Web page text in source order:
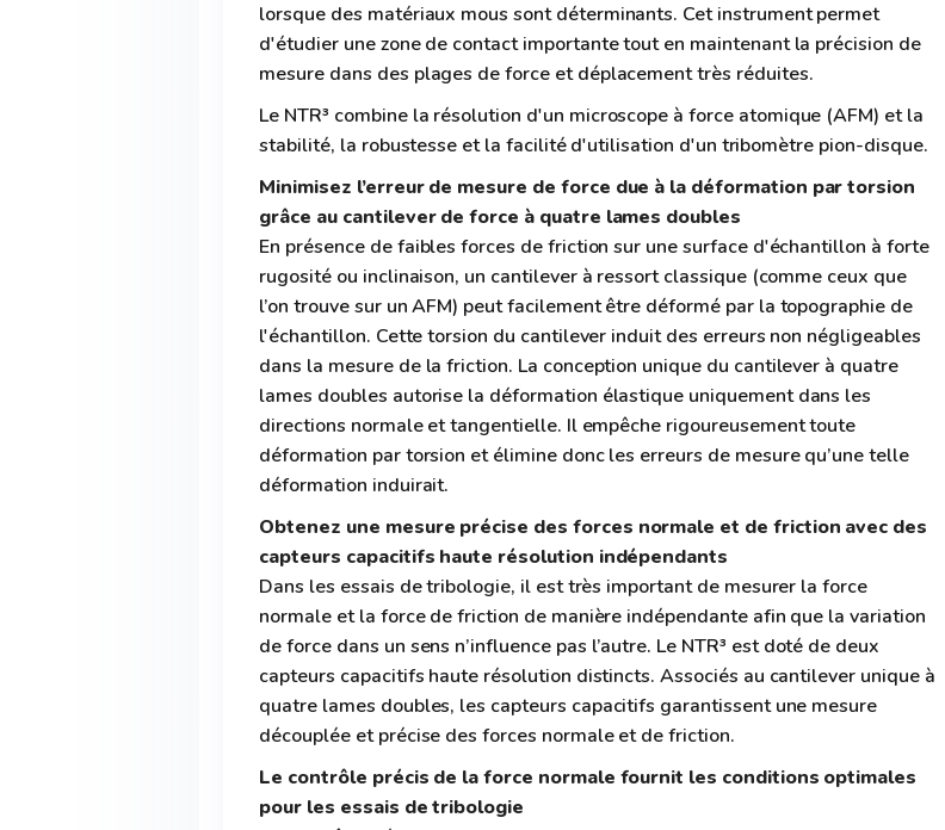
lorsque des matériaux mous sont déterminants. Cet instrument permet
d'étudier une zone de contact importante tout en maintenant la précision de
mesure dans des plages de force et déplacement très réduites.
Le NTR³ combine la résolution d'un microscope à force atomique (AFM) et la
stabilité, la robustesse et la facilité d'utilisation d'un tribomètre pion-disque.
Minimisez l’erreur de mesure de force due à la déformation par torsion
grâce au cantilever de force à quatre lames doubles
En présence de faibles forces de friction sur une surface d'échantillon à forte
rugosité ou inclinaison, un cantilever à ressort classique (comme ceux que
l’on trouve sur un AFM) peut facilement être déformé par la topographie de
l'échantillon. Cette torsion du cantilever induit des erreurs non négligeables
dans la mesure de la friction. La conception unique du cantilever à quatre
lames doubles autorise la déformation élastique uniquement dans les
directions normale et tangentielle. Il empêche rigoureusement toute
déformation par torsion et élimine donc les erreurs de mesure qu’une telle
déformation induirait.
Obtenez une mesure précise des forces normale et de friction avec des
capteurs capacitifs haute résolution indépendants
Dans les essais de tribologie, il est très important de mesurer la force
normale et la force de friction de manière indépendante afin que la variation
de force dans un sens n’influence pas l’autre. Le NTR³ est doté de deux
capteurs capacitifs haute résolution distincts. Associés au cantilever unique à
quatre lames doubles, les capteurs capacitifs garantissent une mesure
découplée et précise des forces normale et de friction.
Le contrôle précis de la force normale fournit les conditions optimales
pour les essais de tribologie